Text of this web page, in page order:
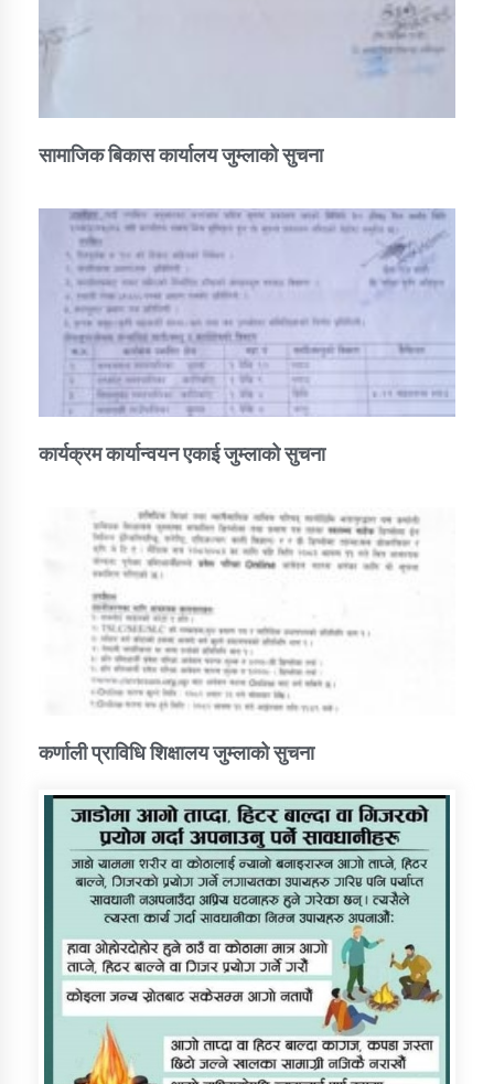
सामाजिक बिकास कार्यालय जुम्लाकाे सुचना
कार्यक्रम कार्यान्वयन एकाई जुम्लाको सुचना
कर्णाली प्राविधि शिक्षालय जुम्लाको सुचना